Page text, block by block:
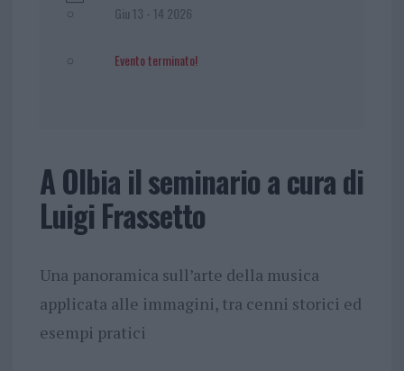
Giu 13 - 14 2026
Evento terminato!
A Olbia il seminario a cura di
Luigi Frassetto
Una panoramica sull’arte della musica
applicata alle immagini, tra cenni storici ed
esempi pratici